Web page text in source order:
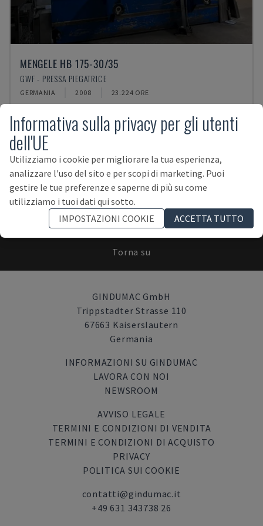
MENGELE HB 175-30/35
GWF - PRESSA PIEGATRICE
GERMANIA 2008 23.224 ORE
ISCRIVITI ALLA NEWSLETTER!
Torna su
GINDUMAC GmbH
Trippstadter Strasse 110
67663 Kaiserslautern
Germania
INFORMAZIONI SU GINDUMAC
LAVORA CON NOI
NEWSROOM
AVVISO LEGALE
TERMINI E CONDIZIONI DI VENDITA
TERMINI E CONDIZIONI DI ACQUISTO
PRIVACY
POLITICA SUI COOKIE
contatti@gindumac.it
+49 631 343738 26
Informativa sulla privacy per gli utenti
dell'UE
Utilizziamo i cookie per migliorare la tua esperienza,
analizzare l'uso del sito e per scopi di marketing. Puoi
gestire le tue preferenze e saperne di più su come
utilizziamo i tuoi dati qui sotto.
IMPOSTAZIONI COOKIE
ACCETTA TUTTO